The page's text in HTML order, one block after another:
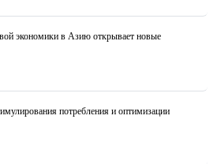
экономики в Азию открывает новые
потребления и оптимизации